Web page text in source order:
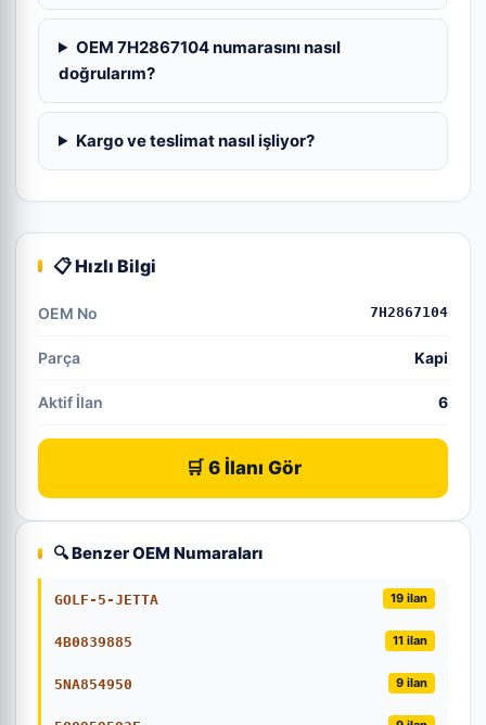
OEM 7H2867104 numarasını nasıl
doğrularım?
Kargo ve teslimat nasıl işliyor?
📋 Hızlı Bilgi
OEM No 7H2867104
Parça Kapi
Aktif İlan 6
🛒 6 İlanı Gör
🔍 Benzer OEM Numaraları
GOLF-5-JETTA 19 ilan
4B0839885 11 ilan
5NA854950 9 ilan